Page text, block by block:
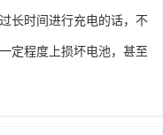
长时间进行充电的话，不
定程度上损坏电池，甚至